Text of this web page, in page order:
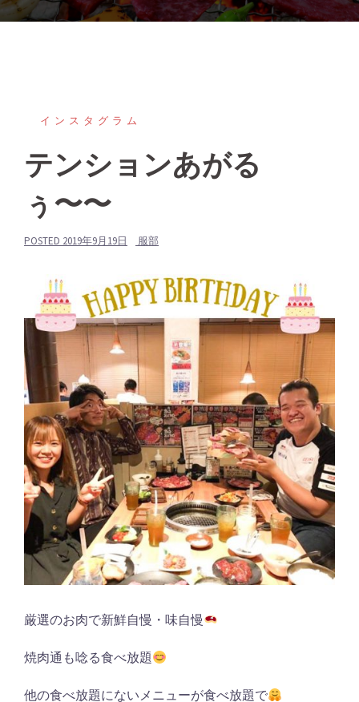
インスタグラム
テンションあがる
ぅ〜〜
POSTED 2019年9月19日 服部
厳選のお肉で新鮮自慢・味自慢
焼肉通も唸る食べ放題
他の食べ放題にないメニューが食べ放題で